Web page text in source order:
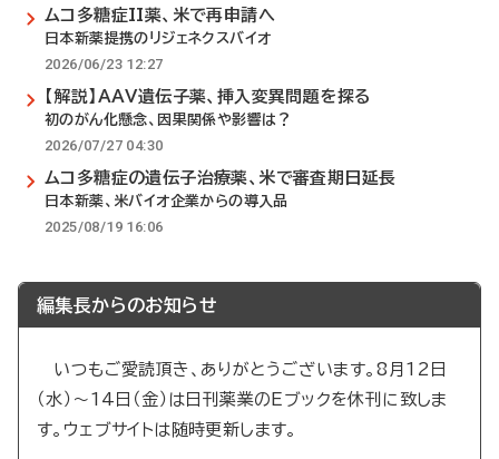
ムコ多糖症II薬、米で再申請へ
日本新薬提携のリジェネクスバイオ
2026/06/23 12:27
【解説】AAV遺伝子薬、挿入変異問題を探る
初のがん化懸念、因果関係や影響は？
2026/07/27 04:30
ムコ多糖症の遺伝子治療薬、米で審査期日延長
日本新薬、米バイオ企業からの導入品
2025/08/19 16:06
編集長からのお知らせ
いつもご愛読頂き、ありがとうございます。8月12日
（水）～14日（金）は日刊薬業のEブックを休刊に致しま
す。ウェブサイトは随時更新します。